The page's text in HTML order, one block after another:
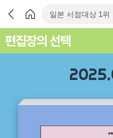
편집장의 선택